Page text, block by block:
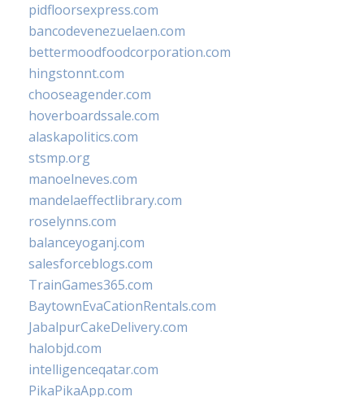
pidfloorsexpress.com
bancodevenezuelaen.com
bettermoodfoodcorporation.com
hingstonnt.com
chooseagender.com
hoverboardssale.com
alaskapolitics.com
stsmp.org
manoelneves.com
mandelaeffectlibrary.com
roselynns.com
balanceyoganj.com
salesforceblogs.com
TrainGames365.com
BaytownEvaCationRentals.com
JabalpurCakeDelivery.com
halobjd.com
intelligenceqatar.com
PikaPikaApp.com